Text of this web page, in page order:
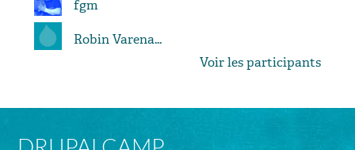
fgm
Robin Varena...
Voir les participants